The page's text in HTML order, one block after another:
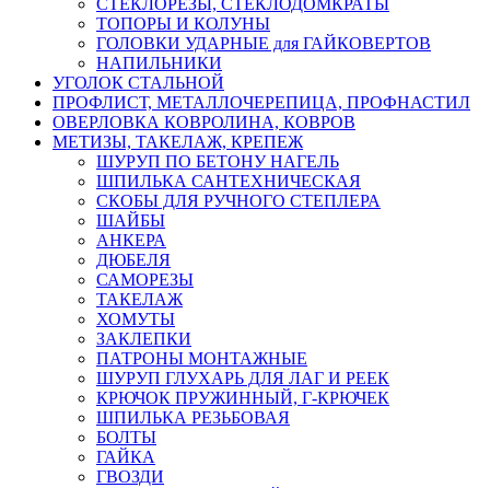
ТОПОРЫ И КОЛУНЫ
ГОЛОВКИ УДАРНЫЕ для ГАЙКОВЕРТОВ
НАПИЛЬНИКИ
УГОЛОК СТАЛЬНОЙ
ПРОФЛИСТ, МЕТАЛЛОЧЕРЕПИЦА, ПРОФНАСТИЛ
ОВЕРЛОВКА КОВРОЛИНА, КОВРОВ
МЕТИЗЫ, ТАКЕЛАЖ, КРЕПЕЖ
ШУРУП ПО БЕТОНУ НАГЕЛЬ
ШПИЛЬКА САНТЕХНИЧЕСКАЯ
СКОБЫ ДЛЯ РУЧНОГО СТЕПЛЕРА
ШАЙБЫ
АНКЕРА
ДЮБЕЛЯ
САМОРЕЗЫ
ТАКЕЛАЖ
ХОМУТЫ
ЗАКЛЕПКИ
ПАТРОНЫ МОНТАЖНЫЕ
ШУРУП ГЛУХАРЬ ДЛЯ ЛАГ И РЕЕК
КРЮЧОК ПРУЖИННЫЙ, Г-КРЮЧЕК
ШПИЛЬКА РЕЗЬБОВАЯ
БОЛТЫ
ГАЙКА
ГВОЗДИ